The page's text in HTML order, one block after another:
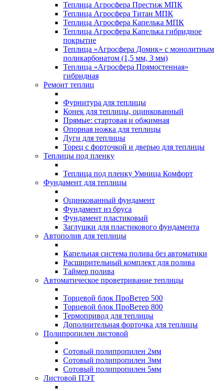
Теплица Агросфера Престиж МПК
Теплица Агросфера Титан МПК
Теплица Агросфера Капелька МПК
Теплица Агросфера Капелька гибридное
покрытие
Теплица «Агросфера Домик» с монолитным
поликарбонатом (1,5 мм, 3 мм)
Теплица «Агросфера Прямостенная»
гибридная
Ремонт теплиц
Фурнитура для теплицы
Конек для теплицы, оцинкованный
Прямые: стартовая и обжимная
Опорная ножка для теплицы
Дуги для теплицы
Торец с форточкой и дверью для теплицы
Теплицы под пленку
Теплица под пленку Умница Комфорт
Фундамент для теплицы
Оцинкованный фундамент
Фундамент из бруса
Фундамент пластиковый
Заглушки для пластикового фундамента
Автополив для теплицы
Капельная система полива без автоматики
Расширительный комплект для полива
Таймер полива
Автоматическое проветривание теплицы
Торцевой блок ПроВетер 500
Торцевой блок ПроВетер 800
Термопривод для теплицы
Дополнительная форточка для теплицы
Полипропилен листовой
Сотовый полипропилен 2мм
Сотовый полипропилен 3мм
Сотовый полипропилен 5мм
Листовой ПЭТ